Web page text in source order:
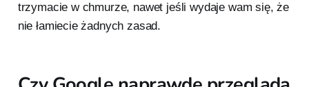
trzymacie w chmurze, nawet jeśli wydaje wam się, że
nie łamiecie żadnych zasad.